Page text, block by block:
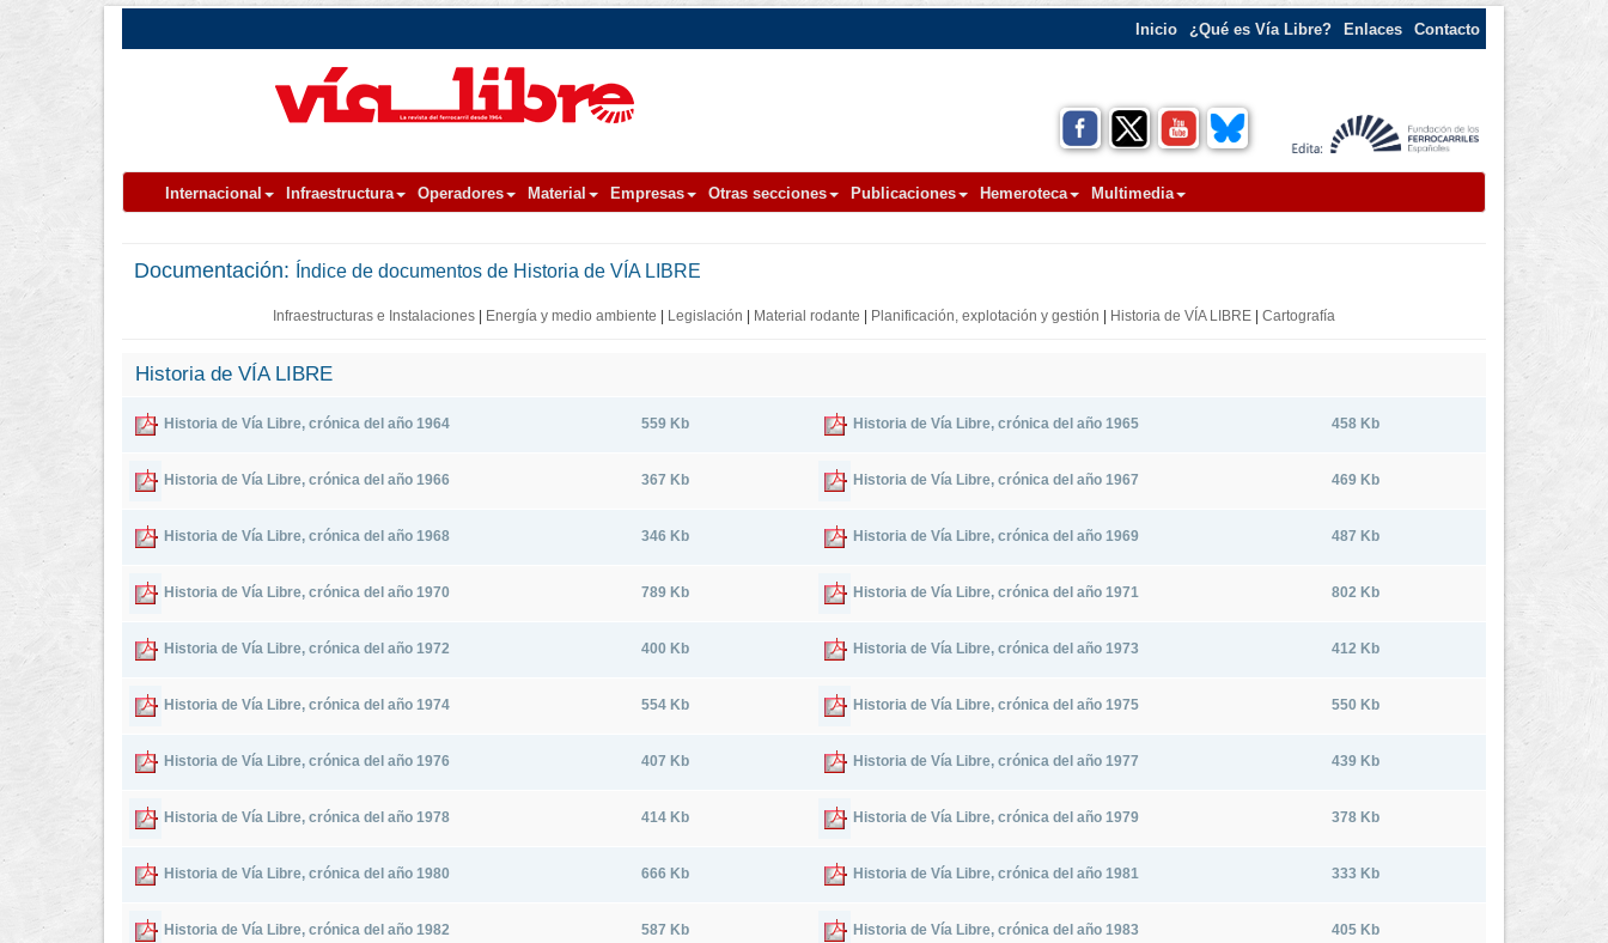
Inicio ¿Qué es Vía Libre? Enlaces Contacto
Internacional Infraestructura Operadores Material Empresas Otras secciones Publicaciones Hemeroteca Multimedia
Documentación: Índice de documentos de Historia de VÍA LIBRE
Infraestructuras e Instalaciones Energía y medio ambiente Legislación Material rodante Planificación, explotación y gestión Historia de VÍA LIBRE Cartografía
Historia de VÍA LIBRE
Historia de Vía Libre, crónica del año 1964 559 Kb Historia de Vía Libre, crónica del año 1965 458 Kb
Historia de Vía Libre, crónica del año 1966 367 Kb Historia de Vía Libre, crónica del año 1967 469 Kb
Historia de Vía Libre, crónica del año 1968 346 Kb Historia de Vía Libre, crónica del año 1969 487 Kb
Historia de Vía Libre, crónica del año 1970 789 Kb Historia de Vía Libre, crónica del año 1971 802 Kb
Historia de Vía Libre, crónica del año 1972 400 Kb Historia de Vía Libre, crónica del año 1973 412 Kb
Historia de Vía Libre, crónica del año 1974 554 Kb Historia de Vía Libre, crónica del año 1975 550 Kb
Historia de Vía Libre, crónica del año 1976 407 Kb Historia de Vía Libre, crónica del año 1977 439 Kb
Historia de Vía Libre, crónica del año 1978 414 Kb Historia de Vía Libre, crónica del año 1979 378 Kb
Historia de Vía Libre, crónica del año 1980 666 Kb Historia de Vía Libre, crónica del año 1981 333 Kb
Historia de Vía Libre, crónica del año 1982 587 Kb Historia de Vía Libre, crónica del año 1983 405 Kb